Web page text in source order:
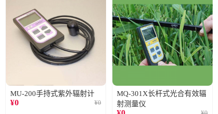
MU-200手持式紫外辐射计
¥0 ¥0
MQ-301X长杆式光合有效辐
射测量仪